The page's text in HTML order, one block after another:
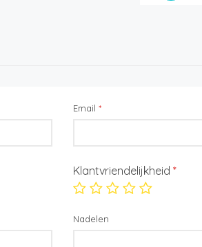
Email *
Klantvriendelijkheid *
Nadelen